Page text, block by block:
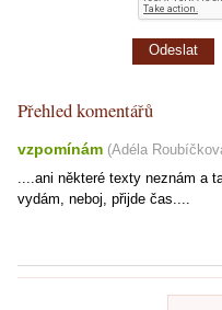
Přehled komentářů
vzpomínám (Adéla
....ani některé texty neznám a
vydám, neboj, přijde čas....